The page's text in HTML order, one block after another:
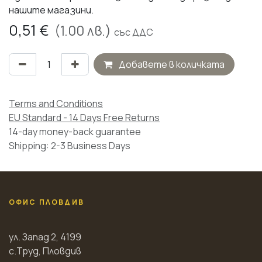
нашите магазини.
0,51 € (1.00лв.) със ДДС
Добавете в количката
Terms and Conditions
EU Standard - 14 Days Free Returns
14-day money-back guarantee
Shipping: 2-3 Business Days
ОФИС ПЛОВДИВ
ул. Запад 2, 4199
с.Труд, Пловдив